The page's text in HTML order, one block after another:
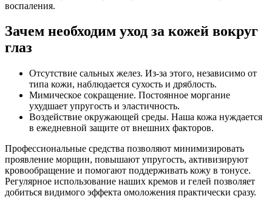
воспаления.
Зачем необходим уход за кожей вокруг
глаз
Отсутствие сальных желез. Из-за этого, независимо от
типа кожи, наблюдается сухость и дряблость.
Мимическое сокращение. Постоянное моргание
ухудшает упругость и эластичность.
Воздействие окружающей среды. Наша кожа нуждается
в ежедневной защите от внешних факторов.
Профессиональные средства позволяют минимизировать
проявление морщин, повышают упругость, активизируют
кровообращение и помогают поддерживать кожу в тонусе.
Регулярное использование наших кремов и гелей позволяет
добиться видимого эффекта омоложения практически сразу.